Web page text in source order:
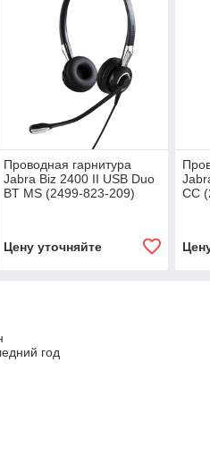
Проводная гарнитура
Jabra Biz 2400 II USB Duo
BT MS (2499-823-209)
Цену уточняйте
CC
год